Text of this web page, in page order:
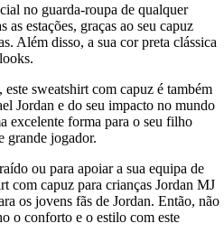
no guarda-roupa de qualquer
as estações, graças ao seu capuz
Além disso, a sua cor preta clássica
sweatshirt com capuz é também
Jordan e do seu impacto no mundo
excelente forma para o seu filho
grande jogador.
ou para apoiar a sua equipa de
com capuz para crianças Jordan MJ
os jovens fãs de Jordan. Então, não
o conforto e o estilo com este